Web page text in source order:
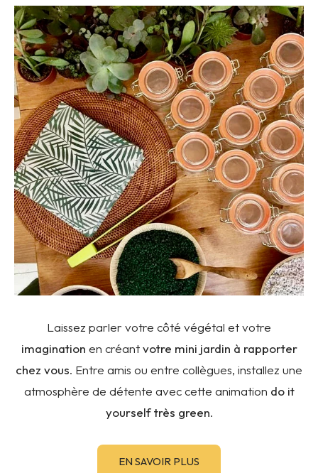
Laissez parler votre côté végétal et votre
imagination en créantvotre mini jardin à rapporter
chez vous. Entre amis ou entre collègues, installez une
atmosphère de détente avec cette animation do it
yourself très green.
EN SAVOIR PLUS